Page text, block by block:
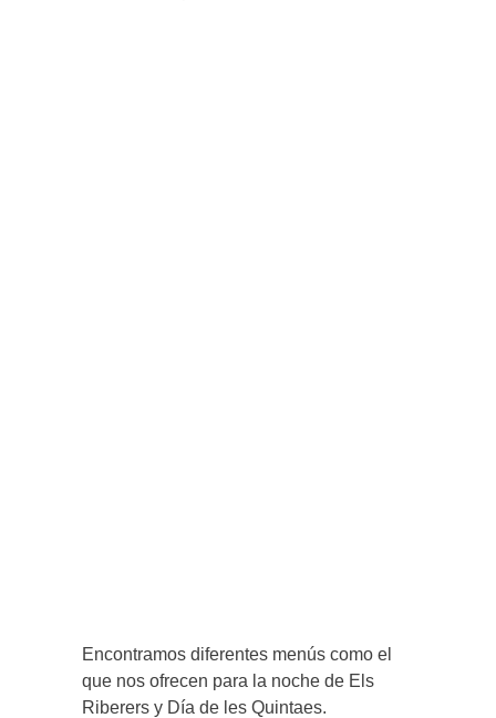
Encontramos diferentes menús como el
que nos ofrecen para la noche de Els
Riberers y Día de les Quintaes.